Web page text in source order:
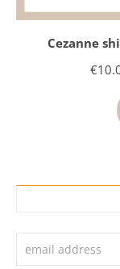
Cezanne
€